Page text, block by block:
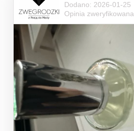
Dodano: 2026-01-25
Opinia zweryfikowana